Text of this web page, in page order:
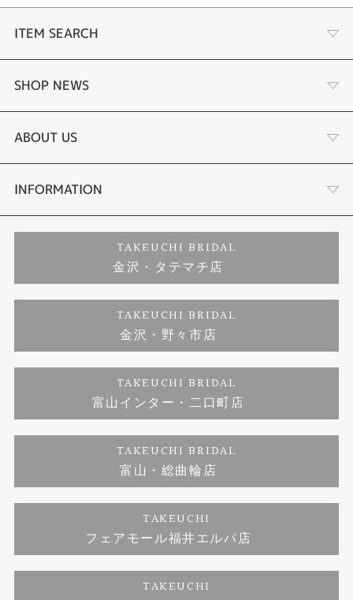
ITEM SEARCH
婚約指輪
結婚指輪
セットリング
婚約ネックレス
ダイヤモンド
ジュエリーリフォーム
SHOP NEWS
選ばれる理由まとめ
お客様の声
プロポーズサポート
ブランドリスト
福井指輪工房｜手作りペアリング
福井指輪工房｜手作り結婚指輪 and 婚約指輪
福井工房｜手作り婚約指輪プロポーズプラン
ABOUT US
会社概要
お客様の声
INFORMATION
プライバシーポリシー
TAKEUCHI BRIDAL
金沢・タテマチ店
TAKEUCHI BRIDAL
金沢・野々市店
TAKEUCHI BRIDAL
富山インター・二口町店
TAKEUCHI BRIDAL
富山・総曲輪店
TAKEUCHI
フェアモール福井エルパ店
TAKEUCHI